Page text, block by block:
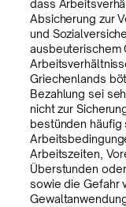
dass
Absicherung zur
und
ausbeuterischem
Griechenlands
Bezahlung sei
nicht zur
bestünden
Arbeitszeiten,
Überstunden
sowie die Gefahr